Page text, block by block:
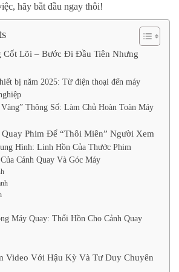
hãy bắt đầu ngay thôi!
Cốt Lõi – Bước Đi Đầu Tiên Nhưng
bị năm 2025: Từ điện thoại đến máy
Thông Số: Làm Chủ Hoàn Toàn Máy
Phim Để “Thôi Miên” Người Xem
Hình: Linh Hồn Của Thước Phim
Cảnh Quay Và Góc Máy
Máy Quay: Thổi Hồn Cho Cảnh Quay
Video Với Hậu Kỳ Và Tư Duy Chuyên